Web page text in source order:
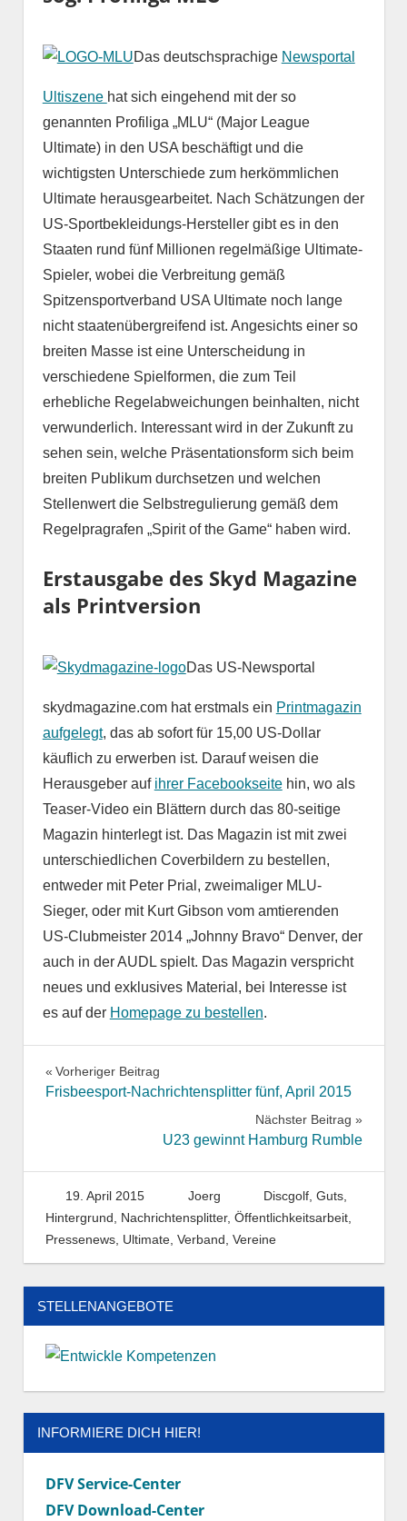
Das deutschsprachige Newsportal
Ultiszene hat sich eingehend mit der so
genannten Profiliga „MLU“ (Major League
Ultimate) in den USA beschäftigt und die
wichtigsten Unterschiede zum herkömmlichen
Ultimate herausgearbeitet. Nach Schätzungen der
US-Sportbekleidungs-Hersteller gibt es in den
Staaten rund fünf Millionen regelmäßige Ultimate-
Spieler, wobei die Verbreitung gemäß
Spitzensportverband USA Ultimate noch lange
nicht staatenübergreifend ist. Angesichts einer so
breiten Masse ist eine Unterscheidung in
verschiedene Spielformen, die zum Teil
erhebliche Regelabweichungen beinhalten, nicht
verwunderlich. Interessant wird in der Zukunft zu
sehen sein, welche Präsentationsform sich beim
breiten Publikum durchsetzen und welchen
Stellenwert die Selbstregulierung gemäß dem
Regelpragrafen „Spirit of the Game“ haben wird.
Erstausgabe des Skyd Magazine
als Printversion
Das US-Newsportal
skydmagazine.com hat erstmals ein Printmagazin
aufgelegt, das ab sofort für 15,00 US-Dollar
käuflich zu erwerben ist. Darauf weisen die
Herausgeber auf ihrer Facebookseitehin, wo als
Teaser-Video ein Blättern durch das 80-seitige
Magazin hinterlegt ist. Das Magazin ist mit zwei
unterschiedlichen Coverbildern zu bestellen,
entweder mit Peter Prial, zweimaliger MLU-
Sieger, oder mit Kurt Gibson vom amtierenden
US-Clubmeister 2014 „Johnny Bravo“ Denver, der
auch in der AUDL spielt. Das Magazin verspricht
neues und exklusives Material, bei Interesse ist
es auf der Homepage zu bestellen.
Beitragsnavigation
Vorheriger Beitrag
Frisbeesport-Nachrichtensplitter fünf, April 2015
Nächster Beitrag
U23 gewinnt Hamburg Rumble
19. April 2015 Joerg Discgolf ,Guts
Hintergrund
Nachrichtensplitter, Öffentlichkeitsarbeit,
Pressenews, Ultimate, Verband Vereine
STELLENANGEBOTE
INFORMIERE DICH HIER!
DFV Service-Center
DFV Download-Center